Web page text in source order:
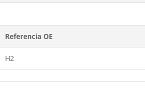
Referencia OE
H2